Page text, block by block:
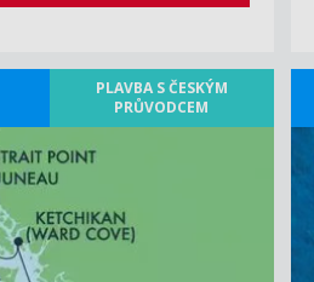
PLAVBA S ČESKÝM
PRŮVODCEM
ZOBRAZIT DETAIL
– 21.08.2027
83 730 KČ/OS.
(3 460 €)